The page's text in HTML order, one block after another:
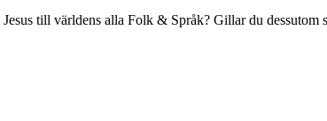
till världens alla Folk & Språk? Gillar du dessutom